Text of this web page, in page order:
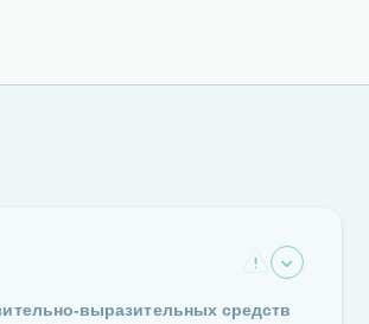
выразительных средств